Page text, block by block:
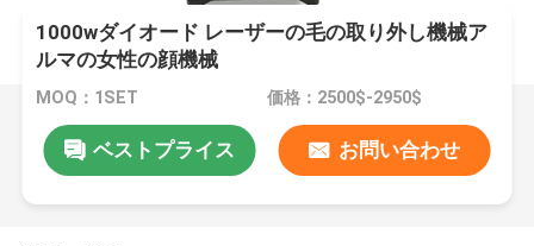
1000wダイオード レーザーの毛の取り外し機械ア
ルマの女性の顔機械
MOQ：1SET 価格：2500$-2950$
ベストプライス お問い合わせ